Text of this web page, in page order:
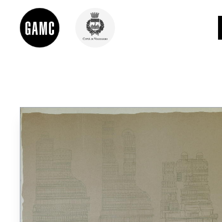
DIDATTICA
LORENZO VIANI
MOSTRE
EVENTI
PALAZZO DELLE MUSE